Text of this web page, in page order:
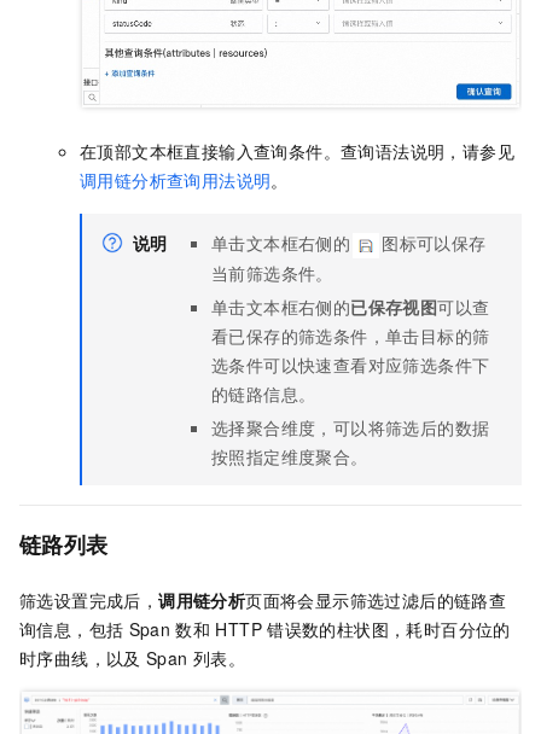
在顶部文本框直接输入查询条件。查询语法说明，请参见
调用链分析查询用法说明。
说明 单击文本框右侧的
图标可以保存
当前筛选条件。
单击文本框右侧的已保存视图可以查
看已保存的筛选条件，单击目标的筛
选条件可以快速查看对应筛选条件下
的链路信息。
选择聚合维度，可以将筛选后的数据
按照指定维度聚合。
链路列表
筛选设置完成后，调用链分析页面将会显示筛选过滤后的链路查
询信息，包括 Span 数和 HTTP 错误数的柱状图，耗时百分位的
时序曲线，以及 Span 列表。